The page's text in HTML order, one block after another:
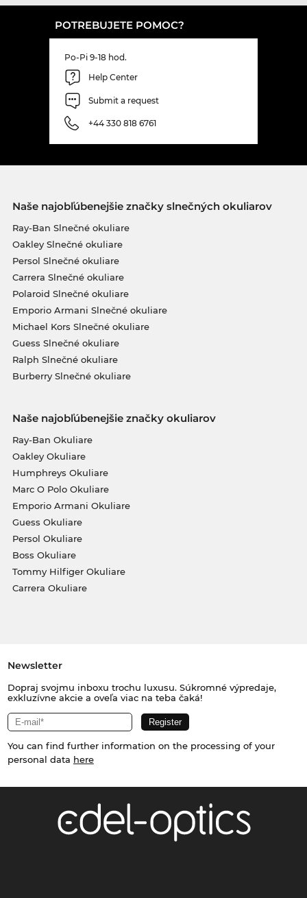
POTREBUJETE POMOC?
Po-Pi 9-18 hod.
Help Center
Submit a request
+44 330 818 6761
Naše najobľúbenejšie značky slnečných okuliarov
Ray-Ban Slnečné okuliare
Oakley Slnečné okuliare
Persol Slnečné okuliare
Carrera Slnečné okuliare
Polaroid Slnečné okuliare
Emporio Armani Slnečné okuliare
Michael Kors Slnečné okuliare
Guess Slnečné okuliare
Ralph Slnečné okuliare
Burberry Slnečné okuliare
Naše najobľúbenejšie značky okuliarov
Ray-Ban Okuliare
Oakley Okuliare
Humphreys Okuliare
Marc O Polo Okuliare
Emporio Armani Okuliare
Guess Okuliare
Persol Okuliare
Boss Okuliare
Tommy Hilfiger Okuliare
Carrera Okuliare
Newsletter
Dopraj svojmu inboxu trochu luxusu. Súkromné výpredaje,
exkluzívne akcie a oveľa viac na teba čaká!
You can find further information on the processing of your
personal data here